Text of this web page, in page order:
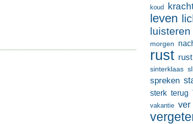
koud
leven
luisteren
morgen
rust
sinterklaas
spreken
sterk terug
vakantie ver